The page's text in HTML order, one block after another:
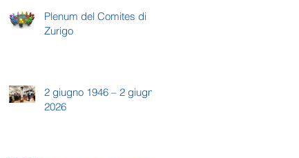
Plenum del Comites di
Zurigo
2 giugno 1946 – 2 giugno
2026